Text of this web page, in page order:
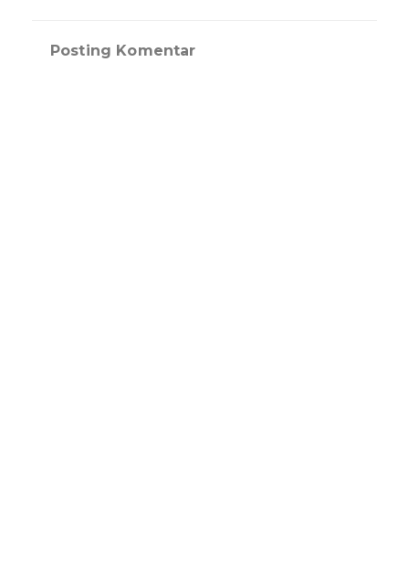
Posting Komentar